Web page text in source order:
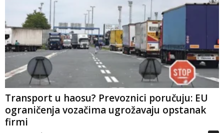
Transport u haosu? Prevoznici poručuju: EU
ograničenja vozačima ugrožavaju opstanak
firmi